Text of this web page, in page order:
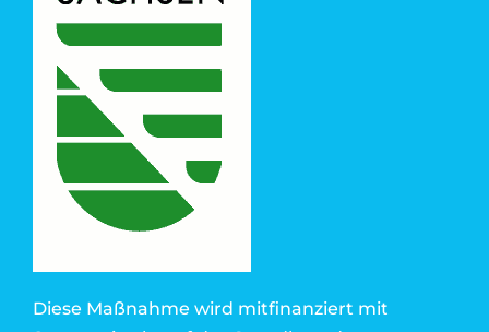
Diese Maßnahme wird mitfinanziert mit